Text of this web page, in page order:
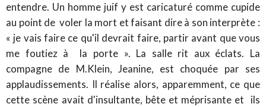
entendre. Un homme juif y est caricaturé comme cupide
au point de voler la mort et faisant dire à son interprète :
« je vais faire ce qu'il devrait faire, partir avant que vous
me foutiez à la porte ». La salle rit aux éclats. La
compagne de M.Klein, Jeanine, est choquée par ses
applaudissements. Il réalise alors, apparemment, ce que
cette scène avait d'insultante, bête et méprisante et ils